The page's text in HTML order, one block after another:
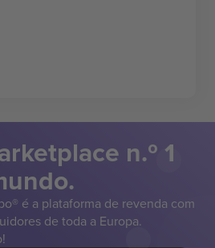
n.º 1
é a plataforma de revenda com
de toda a Europa.